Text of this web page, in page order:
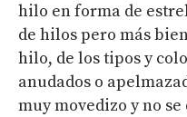
hilo en forma de
de hilos pero más
hilo, de los tipos y
anudados o
muy movedizo y no